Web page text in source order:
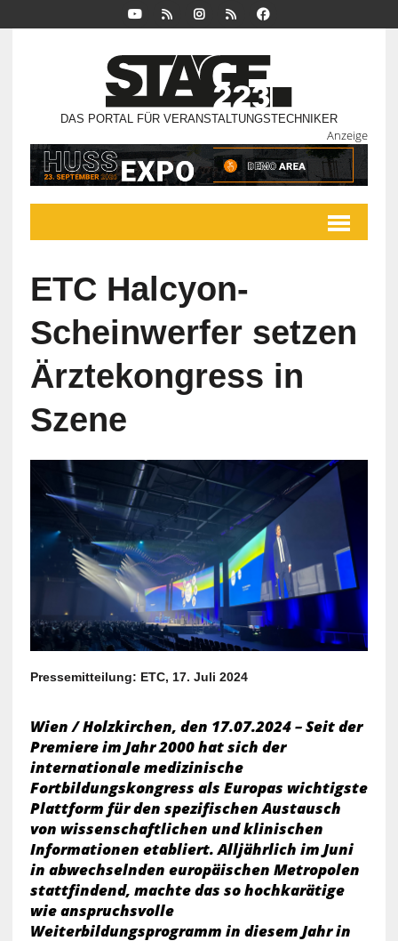
DAS PORTAL FÜR VERANSTALTUNGSTECHNIKER
Anzeige
ETC Halcyon-
Scheinwerfer setzen
Ärztekongress in
Szene
Pressemitteilung: ETC, 17. Juli 2024
Wien / Holzkirchen, den 17.07.2024 – Seit der
Premiere im Jahr 2000 hat sich der
internationale medizinische
Fortbildungskongress als Europas wichtigste
Plattform für den spezifischen Austausch
von wissenschaftlichen und klinischen
Informationen etabliert. Alljährlich im Juni
in abwechselnden europäischen Metropolen
stattfindend, machte das so hochkarätige
wie anspruchsvolle
Weiterbildungsprogramm in diesem Jahr in